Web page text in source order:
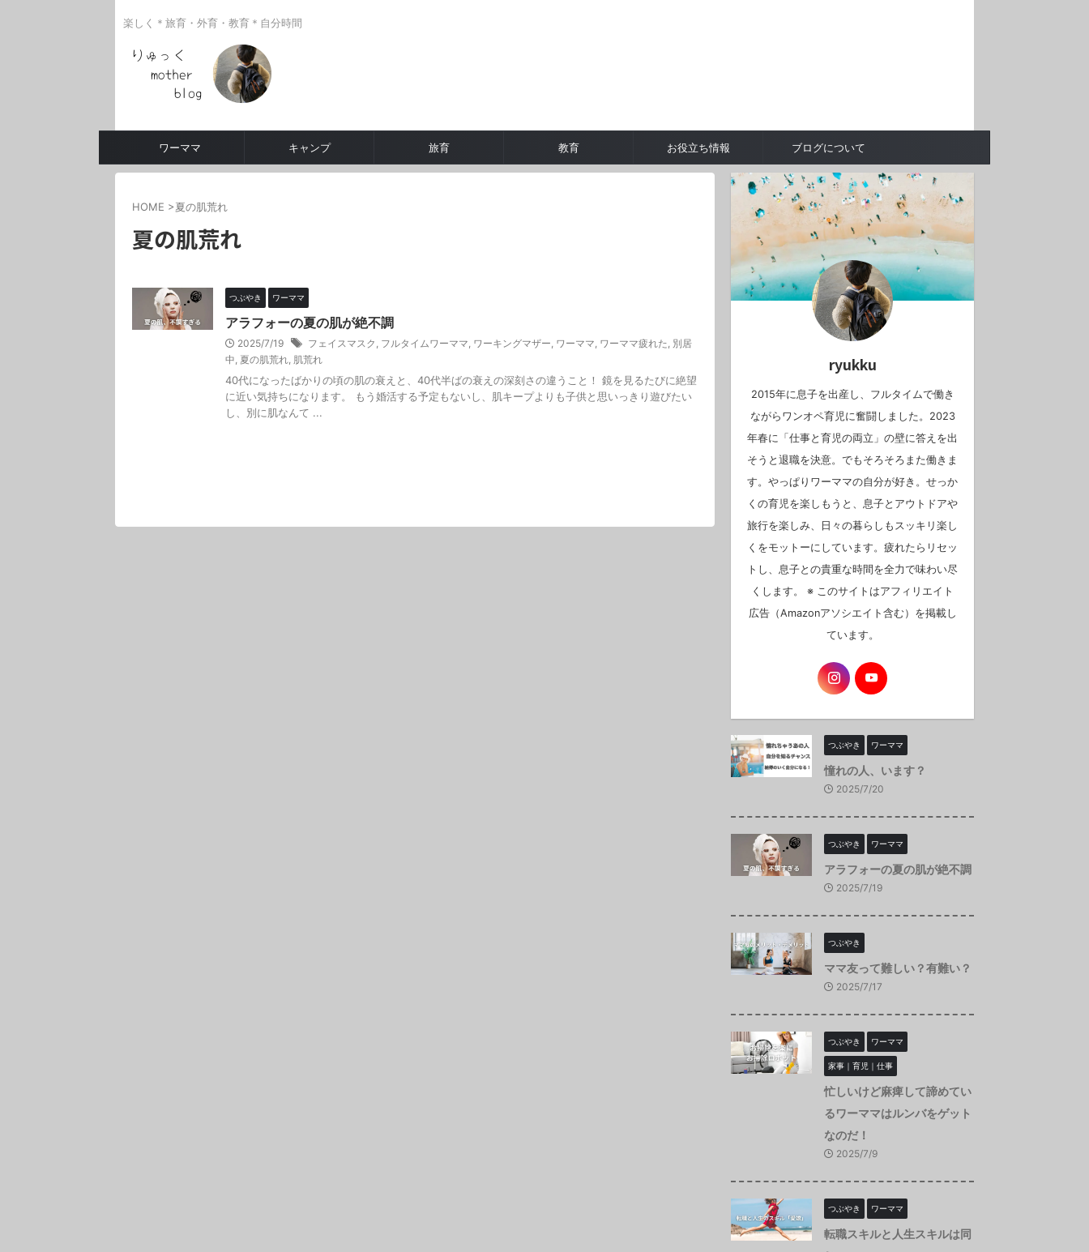
楽しく＊旅育・外育・教育＊自分時間
ワーママ キャンプ 旅育 教育 お役立ち情報 ブログについて
HOME >夏の肌荒れ
夏の肌荒れ
つぶやき ワーママ
アラフォーの夏の肌が絶不調
2025/7/19 フェイスマスク , フルタイムワーママ, ワーキングマザー, ワーママ, ワーママ疲れた, 別居
中, 夏の肌荒れ, 肌荒れ
40代になったばかりの頃の肌の衰えと、40代半ばの衰えの深刻さの違うこと！ 鏡を見るたびに絶望
に近い気持ちになります。 もう婚活する予定もないし、肌キープよりも子供と思いっきり遊びたい
し、別に肌なんて ...
ryukku
2015年に息子を出産し、フルタイムで働き
ながらワンオペ育児に奮闘しました。2023
年春に「仕事と育児の両立」の壁に答えを出
そうと退職を決意。でもそろそろまた働きま
す。やっぱりワーママの自分が好き。せっか
くの育児を楽しもうと、息子とアウトドアや
旅行を楽しみ、日々の暮らしもスッキリ楽し
くをモットーにしています。疲れたらリセッ
トし、息子との貴重な時間を全力で味わい尽
くします。 ※ このサイトはアフィリエイト
広告（Amazonアソシエイト含む）を掲載し
ています。
つぶやき ワーママ
憧れの人、います？
2025/7/20
つぶやき ワーママ
アラフォーの夏の肌が絶不調
2025/7/19
つぶやき
ママ友って難しい？有難い？
2025/7/17
つぶやき ワーママ
家事｜育児｜仕事
忙しいけど麻痺して諦めてい
るワーママはルンバをゲット
なのだ！
2025/7/9
つぶやき ワーママ
転職スキルと人生スキルは同